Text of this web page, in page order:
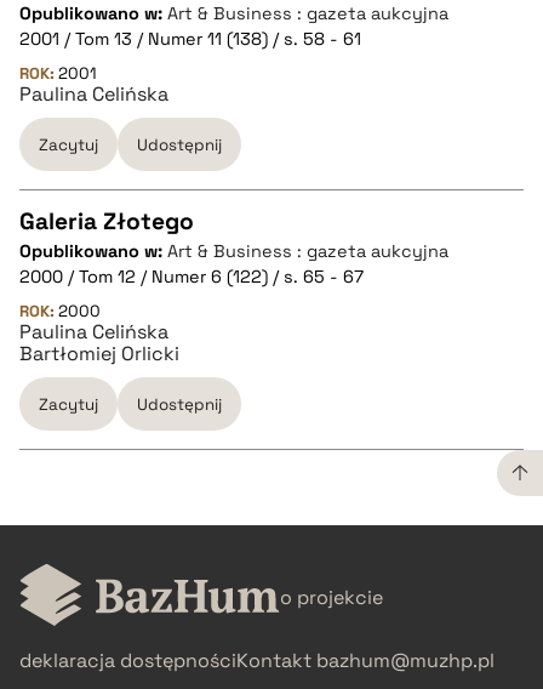
BIBTEX
Opublikowano w: Art & Business : gazeta aukcyjna
2001 / Tom 13 / Numer 11 (138) / s. 58 - 61
ROK: 2001
Paulina Celińska
Zacytuj Udostępnij
CZYSTY TEKST
pobierz cytat
BIBTEX
Galeria Złotego
Opublikowano w: Art & Business : gazeta aukcyjna
2000 / Tom 12 / Numer 6 (122) / s. 65 - 67
ROK: 2000
Paulina Celińska
Bartłomiej Orlicki
Zacytuj Udostępnij
CZYSTY TEKST
pobierz cytat
BIBTEX
o projekcie
deklaracja dostępnościKontakt bazhum@muzhp.pl